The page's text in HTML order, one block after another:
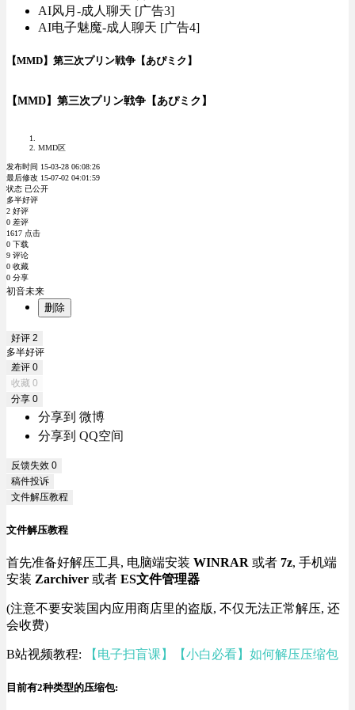
AI风月-成人聊天 [广告3]
AI电子魅魔-成人聊天 [广告4]
【MMD】第三次プリン戦争【あぴミク】
【MMD】第三次プリン戦争【あぴミク】
MMD区
发布时间 15-03-28 06:08:26
最后修改 15-07-02 04:01:59
状态 已公开
多半好评
2 好评
0 差评
1617 点击
0 下载
9 评论
0 收藏
0 分享
初音未来
删除
好评 2
多半好评
差评 0
收藏 0
分享 0
分享到 微博
分享到 QQ空间
反馈失效 0
稿件投诉
文件解压教程
文件解压教程
首先准备好解压工具, 电脑端安装 WINRAR 或者 7z, 手机端
安装 Zarchiver 或者 ES文件管理器
(注意不要安装国内应用商店里的盗版, 不仅无法正常解压, 还
会收费)
B站视频教程: 【电子扫盲课】【小白必看】如何解压压缩包
目前有2种类型的压缩包: